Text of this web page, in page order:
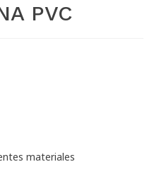
PVC
materiales